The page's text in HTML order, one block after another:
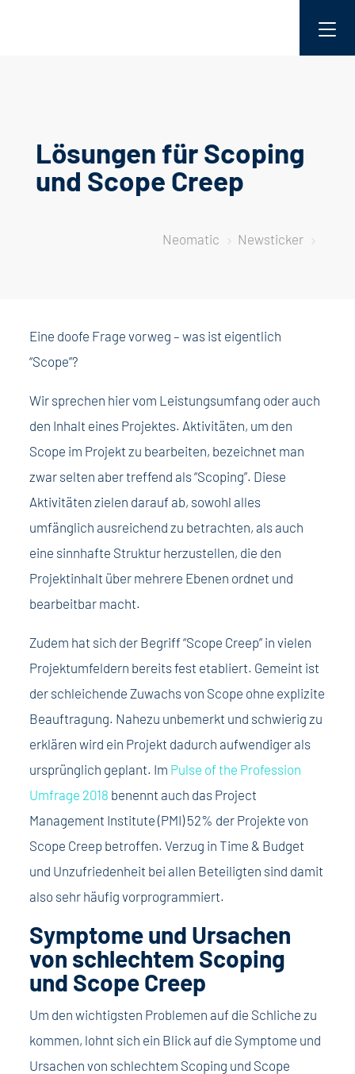
Lösungen für Scoping
und Scope Creep
Neomatic 5 Newsticker 5
Eine doofe Frage vorweg – was ist eigentlich
“Scope”?
Wir sprechen hier vom Leistungsumfang oder auch
den Inhalt eines Projektes. Aktivitäten, um den
Scope im Projekt zu bearbeiten, bezeichnet man
zwar selten aber treffend als “Scoping”. Diese
Aktivitäten zielen darauf ab, sowohl alles
umfänglich ausreichend zu betrachten, als auch
eine sinnhafte Struktur herzustellen, die den
Projektinhalt über mehrere Ebenen ordnet und
bearbeitbar macht.
Zudem hat sich der Begriff “Scope Creep” in vielen
Projektumfeldern bereits fest etabliert. Gemeint ist
der schleichende Zuwachs von Scope ohne explizite
Beauftragung. Nahezu unbemerkt und schwierig zu
erklären wird ein Projekt dadurch aufwendiger als
ursprünglich geplant. Im Pulse of the Profession
Umfrage 2018 benennt auch das Project
Management Institute (PMI) 52% der Projekte von
Scope Creep betroffen. Verzug in Time & Budget
und Unzufriedenheit bei allen Beteiligten sind damit
also sehr häufig vorprogrammiert.
Symptome und Ursachen
von schlechtem Scoping
und Scope Creep
Um den wichtigsten Problemen auf die Schliche zu
kommen, lohnt sich ein Blick auf die Symptome und
Ursachen von schlechtem Scoping und Scope